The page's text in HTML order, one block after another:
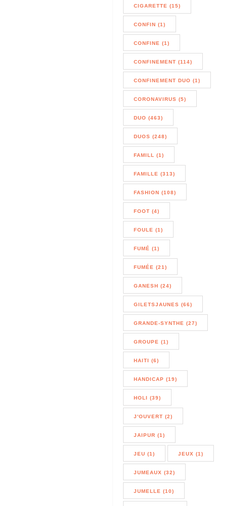
CIGARETTE (15)
CONFIN (1)
CONFINE (1)
CONFINEMENT (114)
CONFINEMENT DUO (1)
CORONAVIRUS (5)
DUO (463)
DUOS (248)
FAMILL (1)
FAMILLE (313)
FASHION (108)
FOOT (4)
FOULE (1)
FUMÉ (1)
FUMÉE (21)
GANESH (24)
GILETSJAUNES (66)
GRANDE-SYNTHE (27)
GROUPE (1)
HAITI (6)
HANDICAP (19)
HOLI (39)
J'OUVERT (2)
JAIPUR (1)
JEU (1) JEUX (1)
JUMEAUX (32)
JUMELLE (10)